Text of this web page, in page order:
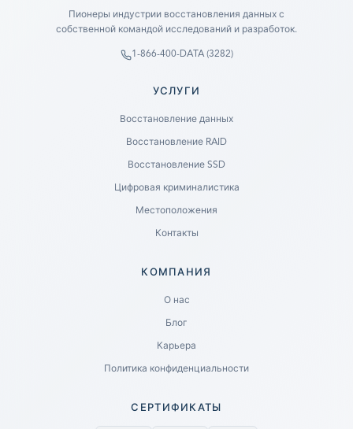
Пионеры индустрии восстановления данных с
собственной командой исследований и разработок.
1-866-400-DATA (3282)
УСЛУГИ
Восстановление данных
Восстановление RAID
Восстановление SSD
Цифровая криминалистика
Местоположения
Контакты
КОМПАНИЯ
О нас
Блог
Карьера
Политика конфиденциальности
СЕРТИФИКАТЫ